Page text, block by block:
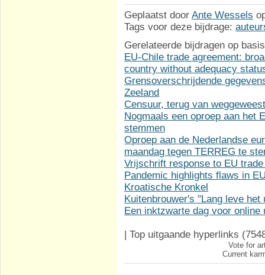
Geplaatst doorAnte Wessels
Tags voor deze bijdrage:
Gerelateerde bijdragen op
EU-Chile trade agreement:
country without adequacy
Grensoverschrijdende
Zeeland
Censuur, terug van
Nogmaals een oproep aan het
stemmen
Oproep aan de Nederlandse
maandag tegen TERREG te
Vrijschrift response to EU
Pandemic highlights flaws in
Kroatische Kronkel
Kuitenbrouwer's "Lang leve
Een inktzwarte dag voor online
Top uitgaande hyperlinks
Vote for
Current